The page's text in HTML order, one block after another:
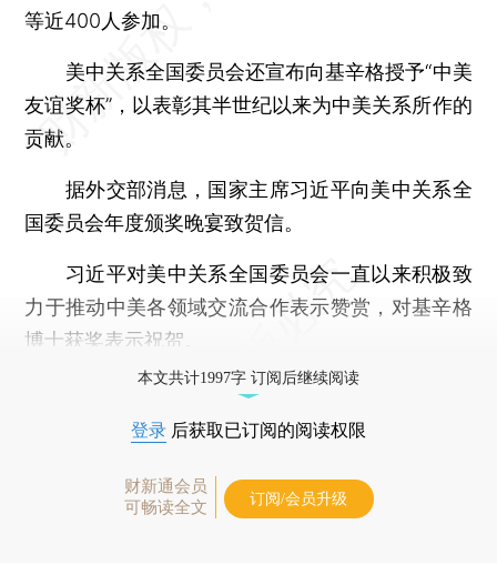
等近400人参加。
美中关系全国委员会还宣布向基辛格授予“中美
友谊奖杯”，以表彰其半世纪以来为中美关系所作的
贡献。
据外交部消息，国家主席习近平向美中关系全
国委员会年度颁奖晚宴致贺信。
习近平对美中关系全国委员会一直以来积极致
力于推动中美各领域交流合作表示赞赏，对基辛格
博士获奖表示祝贺。
本文共计1997字 订阅后继续阅读
登录 后获取已订阅的阅读权限
财新通会员
可畅读全文
订阅/会员升级